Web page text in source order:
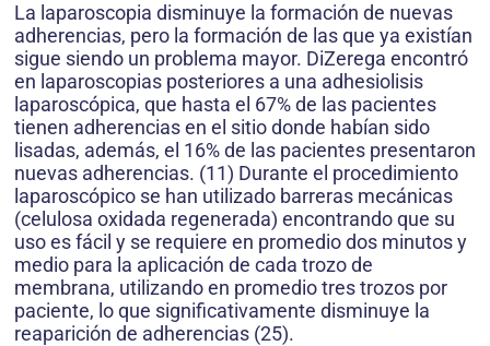
La laparoscopia disminuye la formación de nuevas
adherencias, pero la formación de las que ya existían
sigue siendo un problema mayor. DiZerega encontró
en laparoscopias posteriores a una adhesiolisis
laparoscópica, que hasta el 67% de las pacientes
tienen adherencias en el sitio donde habían sido
lisadas, además, el 16% de las pacientes presentaron
nuevas adherencias. (11) Durante el procedimiento
laparoscópico se han utilizado barreras mecánicas
(celulosa oxidada regenerada) encontrando que su
uso es fácil y se requiere en promedio dos minutos y
medio para la aplicación de cada trozo de
membrana, utilizando en promedio tres trozos por
paciente, lo que significativamente disminuye la
reaparición de adherencias (25).